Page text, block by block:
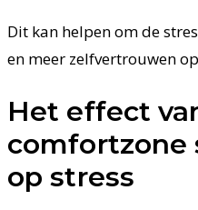
Dit kan helpen om de
en meer zelfvertrouwen
Het effect
comfortzone
op stress